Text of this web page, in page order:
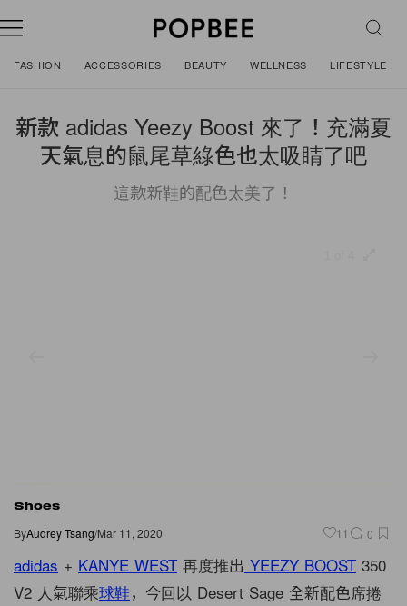
FASHION ACCESSORIES BEAUTY WELLNESS LIFESTYLE
新款 adidas Yeezy Boost 來了！充滿夏
天氣息的鼠尾草綠色也太吸睛了吧
這款新鞋的配色太美了！
Shoes
ByAudrey Tsang/Mar 11, 2020 11 0
adidas + KANYE WEST 再度推出 YEEZY BOOST 350
V2 人氣聯乘球鞋，今回以 Desert Sage 全新配色席捲